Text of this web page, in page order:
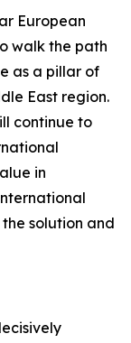
European
walk the path
as a pillar of
East region.
continue to
in
solution and